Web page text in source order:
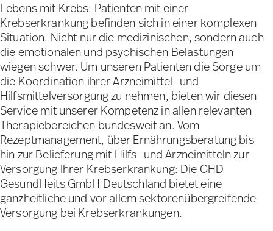
Lebens mit Krebs: Patienten mit einer
Krebserkrankung befinden sich in einer komplexen
Situation. Nicht nur die medizinischen, sondern auch
die emotionalen und psychischen Belastungen
wiegen schwer. Um unseren Patienten die Sorge um
die Koordination ihrer Arzneimittel- und
Hilfsmittelversorgung zu nehmen, bieten wir diesen
Service mit unserer Kompetenz in allen relevanten
Therapiebereichen bundesweit an. Vom
Rezeptmanagement, über Ernährungsberatung bis
hin zur Belieferung mit Hilfs- und Arzneimitteln zur
Versorgung Ihrer Krebserkrankung: Die GHD
GesundHeits GmbH Deutschland bietet eine
ganzheitliche und vor allem sektorenübergreifende
Versorgung bei Krebserkrankungen.